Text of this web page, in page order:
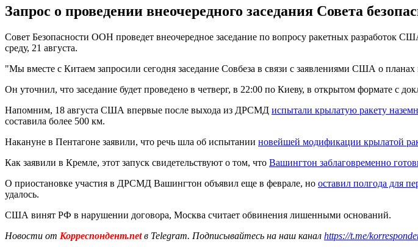
Запрос о проведении внеочередного заседания Совета
Совет Безопасности ООН проведет внеочередное заседание по вопросу ракетных
среду, 21 августа.
"Мы вместе с Китаем запросили сегодня заседание Совбеза в связи с заявлениями США о
Он уточнил, что заседание будет проведено в четверг, в 22:00 по Киеву, в открытом формате с
Напомним, 18 августа США впервые после выхода из ДРСМД испытали крылатую ракету
составила более 500 км.
Накануне в Пентагоне заявили, что речь шла об испытании новейшей модификации крылатой
Как заявили в Кремле, этот запуск свидетельствуют о том, что Вашингтон заблаговременно
О приостановке участия в ДРСМД Вашингтон объявил еще в феврале, но оставил полгода для
удалось.
США винят РФ в нарушении договора, Москва считает обвинения лишенными оснований.
Новости от Корреспондент.netв Telegram. Подписывайтесь на наш канал https://t.me/